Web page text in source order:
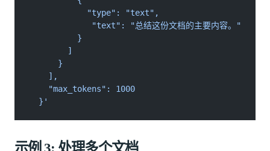
            "type": "text",
             "text": "总结这份文档的主要内容。"
          }
        ]
      }
    ],
    "max_tokens": 1000
  }'